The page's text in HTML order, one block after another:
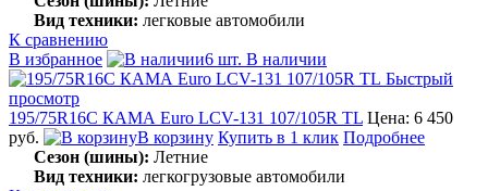
Вид техники: легковые автомобили
К сравнению
В избранное
6 шт. В наличии
Быстрый
просмотр
195/75R16C КАМА Euro LCV-131 107/105R TL Цена: 6 450
руб.
В корзину Купить в 1 клик Подробнее
Сезон (шины): Летние
Вид техники: легкогрузовые автомобили